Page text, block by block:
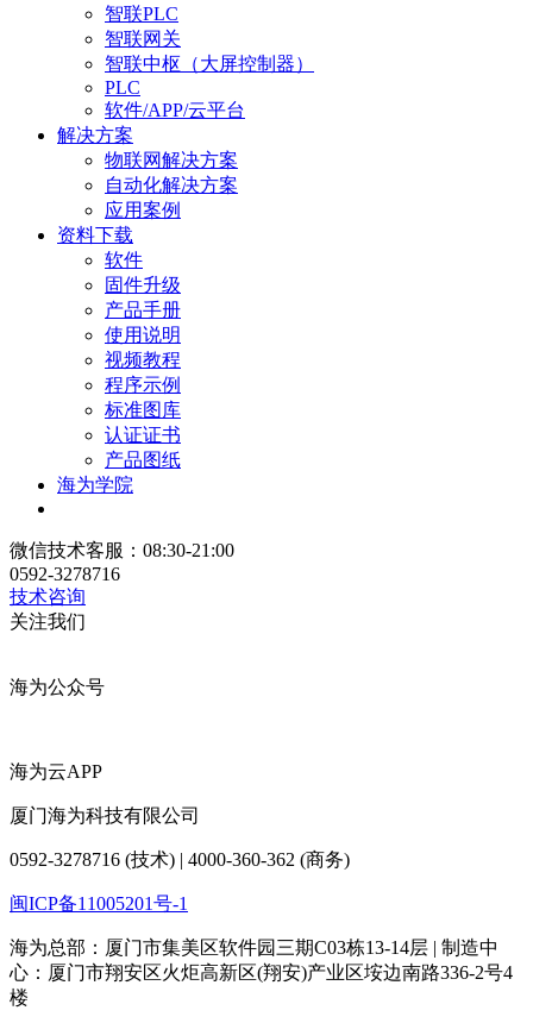
智联PLC
智联网关
智联中枢（大屏控制器）
PLC
软件/APP/云平台
解决方案
物联网解决方案
自动化解决方案
应用案例
资料下载
软件
固件升级
产品手册
使用说明
视频教程
程序示例
标准图库
认证证书
产品图纸
海为学院
微信技术客服：08:30-21:00
0592-3278716
技术咨询
关注我们
海为公众号
海为云APP
厦门海为科技有限公司
0592-3278716 (技术) | 4000-360-362 (商务)
闽ICP备11005201号-1
海为总部：厦门市集美区软件园三期C03栋13-14层 | 制造中
心：厦门市翔安区火炬高新区(翔安)产业区垵边南路336-2号4
楼